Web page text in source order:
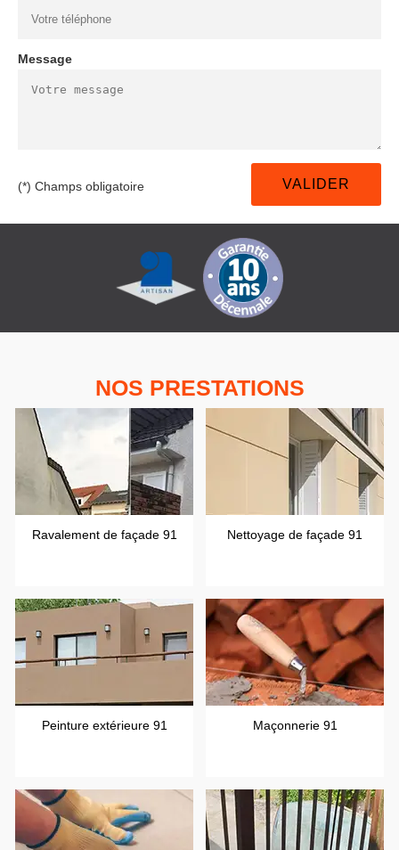
Message
(*) Champs obligatoire
NOS PRESTATIONS
Ravalement de façade 91 Nettoyage de façade 91
Peinture extérieure 91 Maçonnerie 91